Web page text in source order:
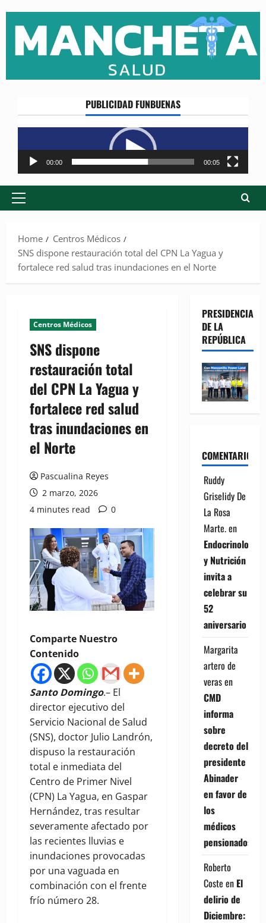
content
PUBLICIDAD FUNBUENAS
Reproductor
de
vídeo
00:00 00:05
Primary
Home
Centros Médicos
SNS dispone restauración total del CPN La Yagua y
fortalece red salud tras inundaciones en el Norte
Centros Médicos
SNS dispone
restauración total
del CPN La Yagua y
fortalece red salud
tras inundaciones en
el Norte
Pascualina Reyes
2 marzo, 2026
4 minutes read
0
Comparte Nuestro
Contenido
Santo Domingo.– El
director ejecutivo del
Servicio Nacional de Salud
(SNS), doctor Julio Landrón,
dispuso la restauración
total e inmediata del
Centro de Primer Nivel
(CPN) La Yagua, en Gaspar
Hernández, tras resultar
severamente afectado por
las recientes lluvias e
inundaciones provocadas
por una vaguada en
combinación con el frente
frío número 28.
PRESIDENCIA
DE LA
REPÚBLICA
COMENTARIOS
Ruddy
Griselidy De
La Rosa
Marte.en
Endocrinología
y Nutrición
invita a
celebrar su
52
aniversario
Margarita
artero de
verasen
CMD
informa
sobre
decreto del
presidente
Abinader
en favor de
los
médicos
pensionados
Roberto
Coste en El
delirio de
Diciembre: